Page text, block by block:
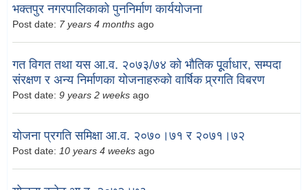
भक्तपुर नगरपालिकाको पुननिर्माण कार्ययोजना
Post date: 7 years 4 months ago
गत विगत तथा यस आ.व. २०७३/७४ को भौतिक पूूर्वाधार, सम्पदा
संरक्षण र अन्य निर्माणका योजनाहरुको वार्षिक प्र्रगति विबरण
Post date: 9 years 2 weeks ago
योजना प्रगति समिक्षा आ.व. २०७०।७१ र २०७१।७२
Post date: 10 years 4 weeks ago